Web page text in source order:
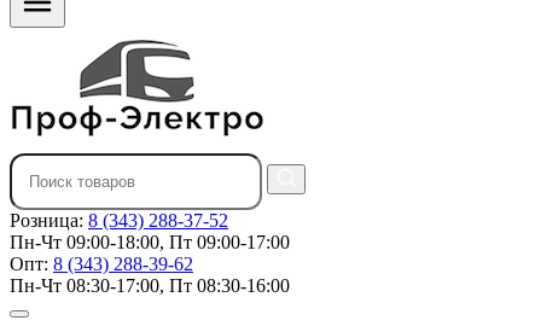
Розница: 8 (343) 288-37-52
Пн-Чт 09:00-18:00, Пт 09:00-17:00
Опт: 8 (343) 288-39-62
Пн-Чт 08:30-17:00, Пт 08:30-16:00